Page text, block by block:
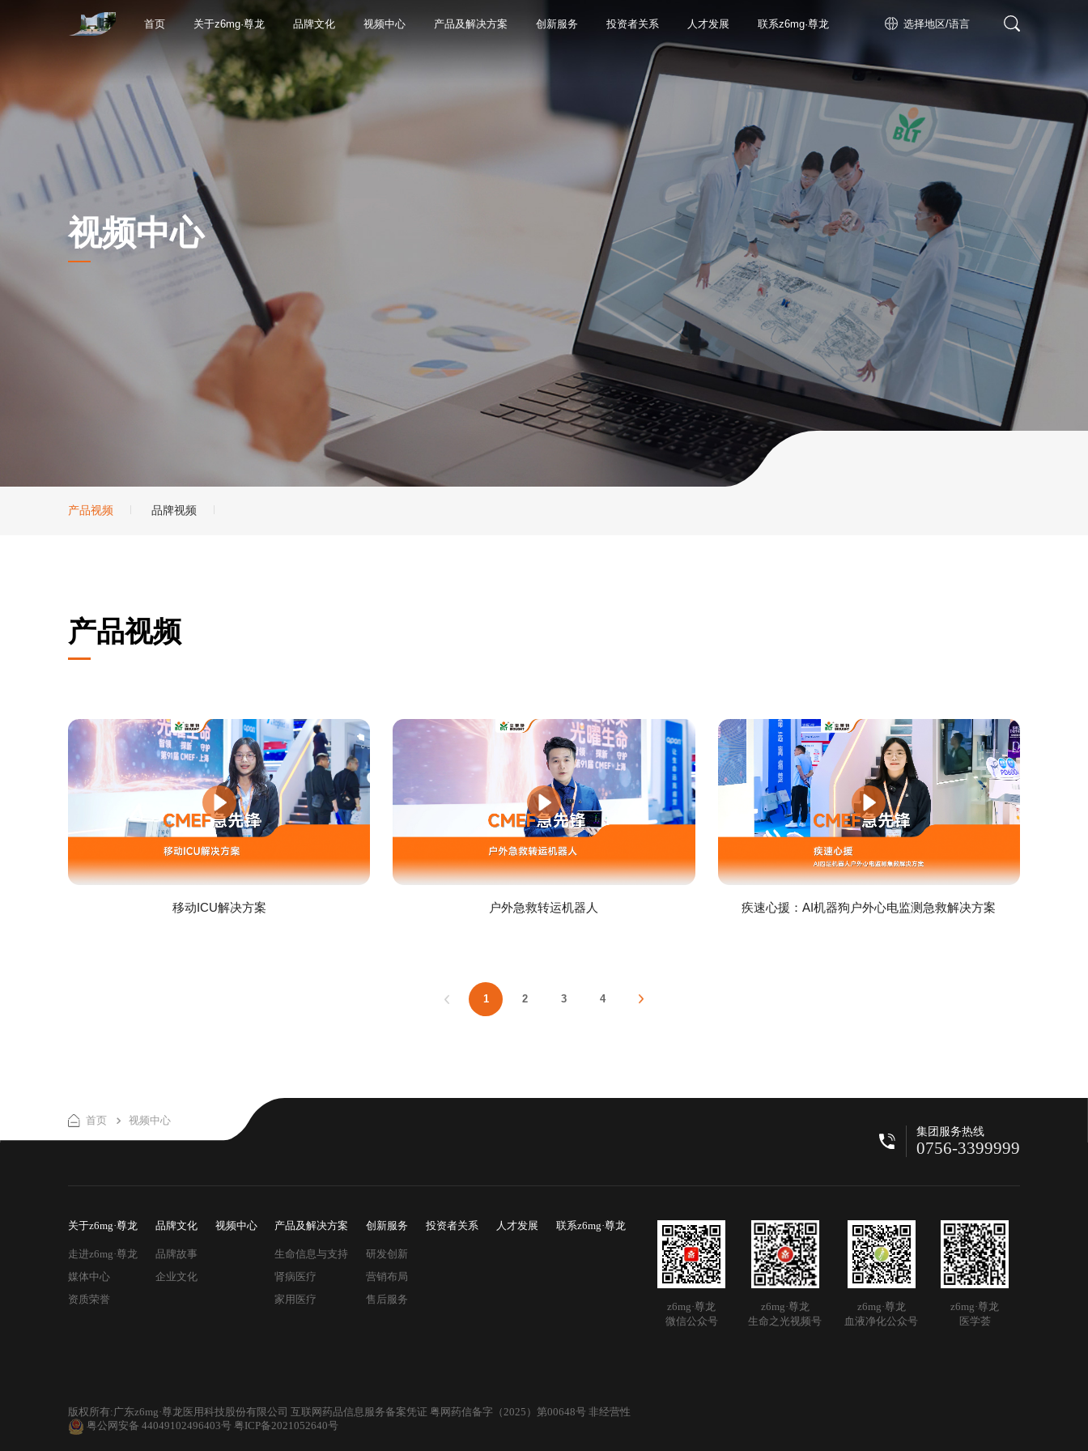
首页 关于z6mg·尊龙 品牌文化 视频中心 产品及解决方案 创新服务 投资者关系 人才发展 联系z6mg·尊龙 选择地区/语言
视频中心
产品视频 品牌视频
产品视频
移动ICU解决方案 户外急救转运机器人 疾速心援：AI机器狗户外心电监测急救解决方案
1 2 3 4
首页 视频中心
集团服务热线
0756-3399999
关于z6mg·尊龙
走进z6mg·尊龙
媒体中心
资质荣誉
品牌文化
品牌故事
企业文化
视频中心 产品及解决方案
生命信息与支持
肾病医疗
家用医疗
创新服务
研发创新
营销布局
售后服务
投资者关系 人才发展 联系z6mg·尊龙
z6mg·尊龙
微信公众号
z6mg·尊龙
生命之光视频号
z6mg·尊龙
血液净化公众号
z6mg·尊龙
医学荟
版权所有:广东z6mg·尊龙医用科技股份有限公司 互联网药品信息服务备案凭证 粤网药信备字（2025）第00648号 非经营性
粤公网安备 44049102496403号 粤ICP备2021052640号